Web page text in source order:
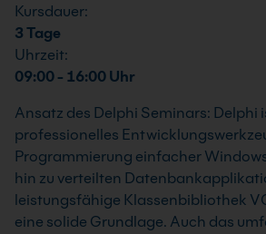
Kursdauer:
3 Tage
Uhrzeit:
09:00 - 16:00 Uhr
Ansatz des Delphi Seminars: Delphi
professionelles
Programmierung einfacher
hin zu verteilten
leistungsfähige Klassenbibliothek
eine solide Grundlage. Auch das